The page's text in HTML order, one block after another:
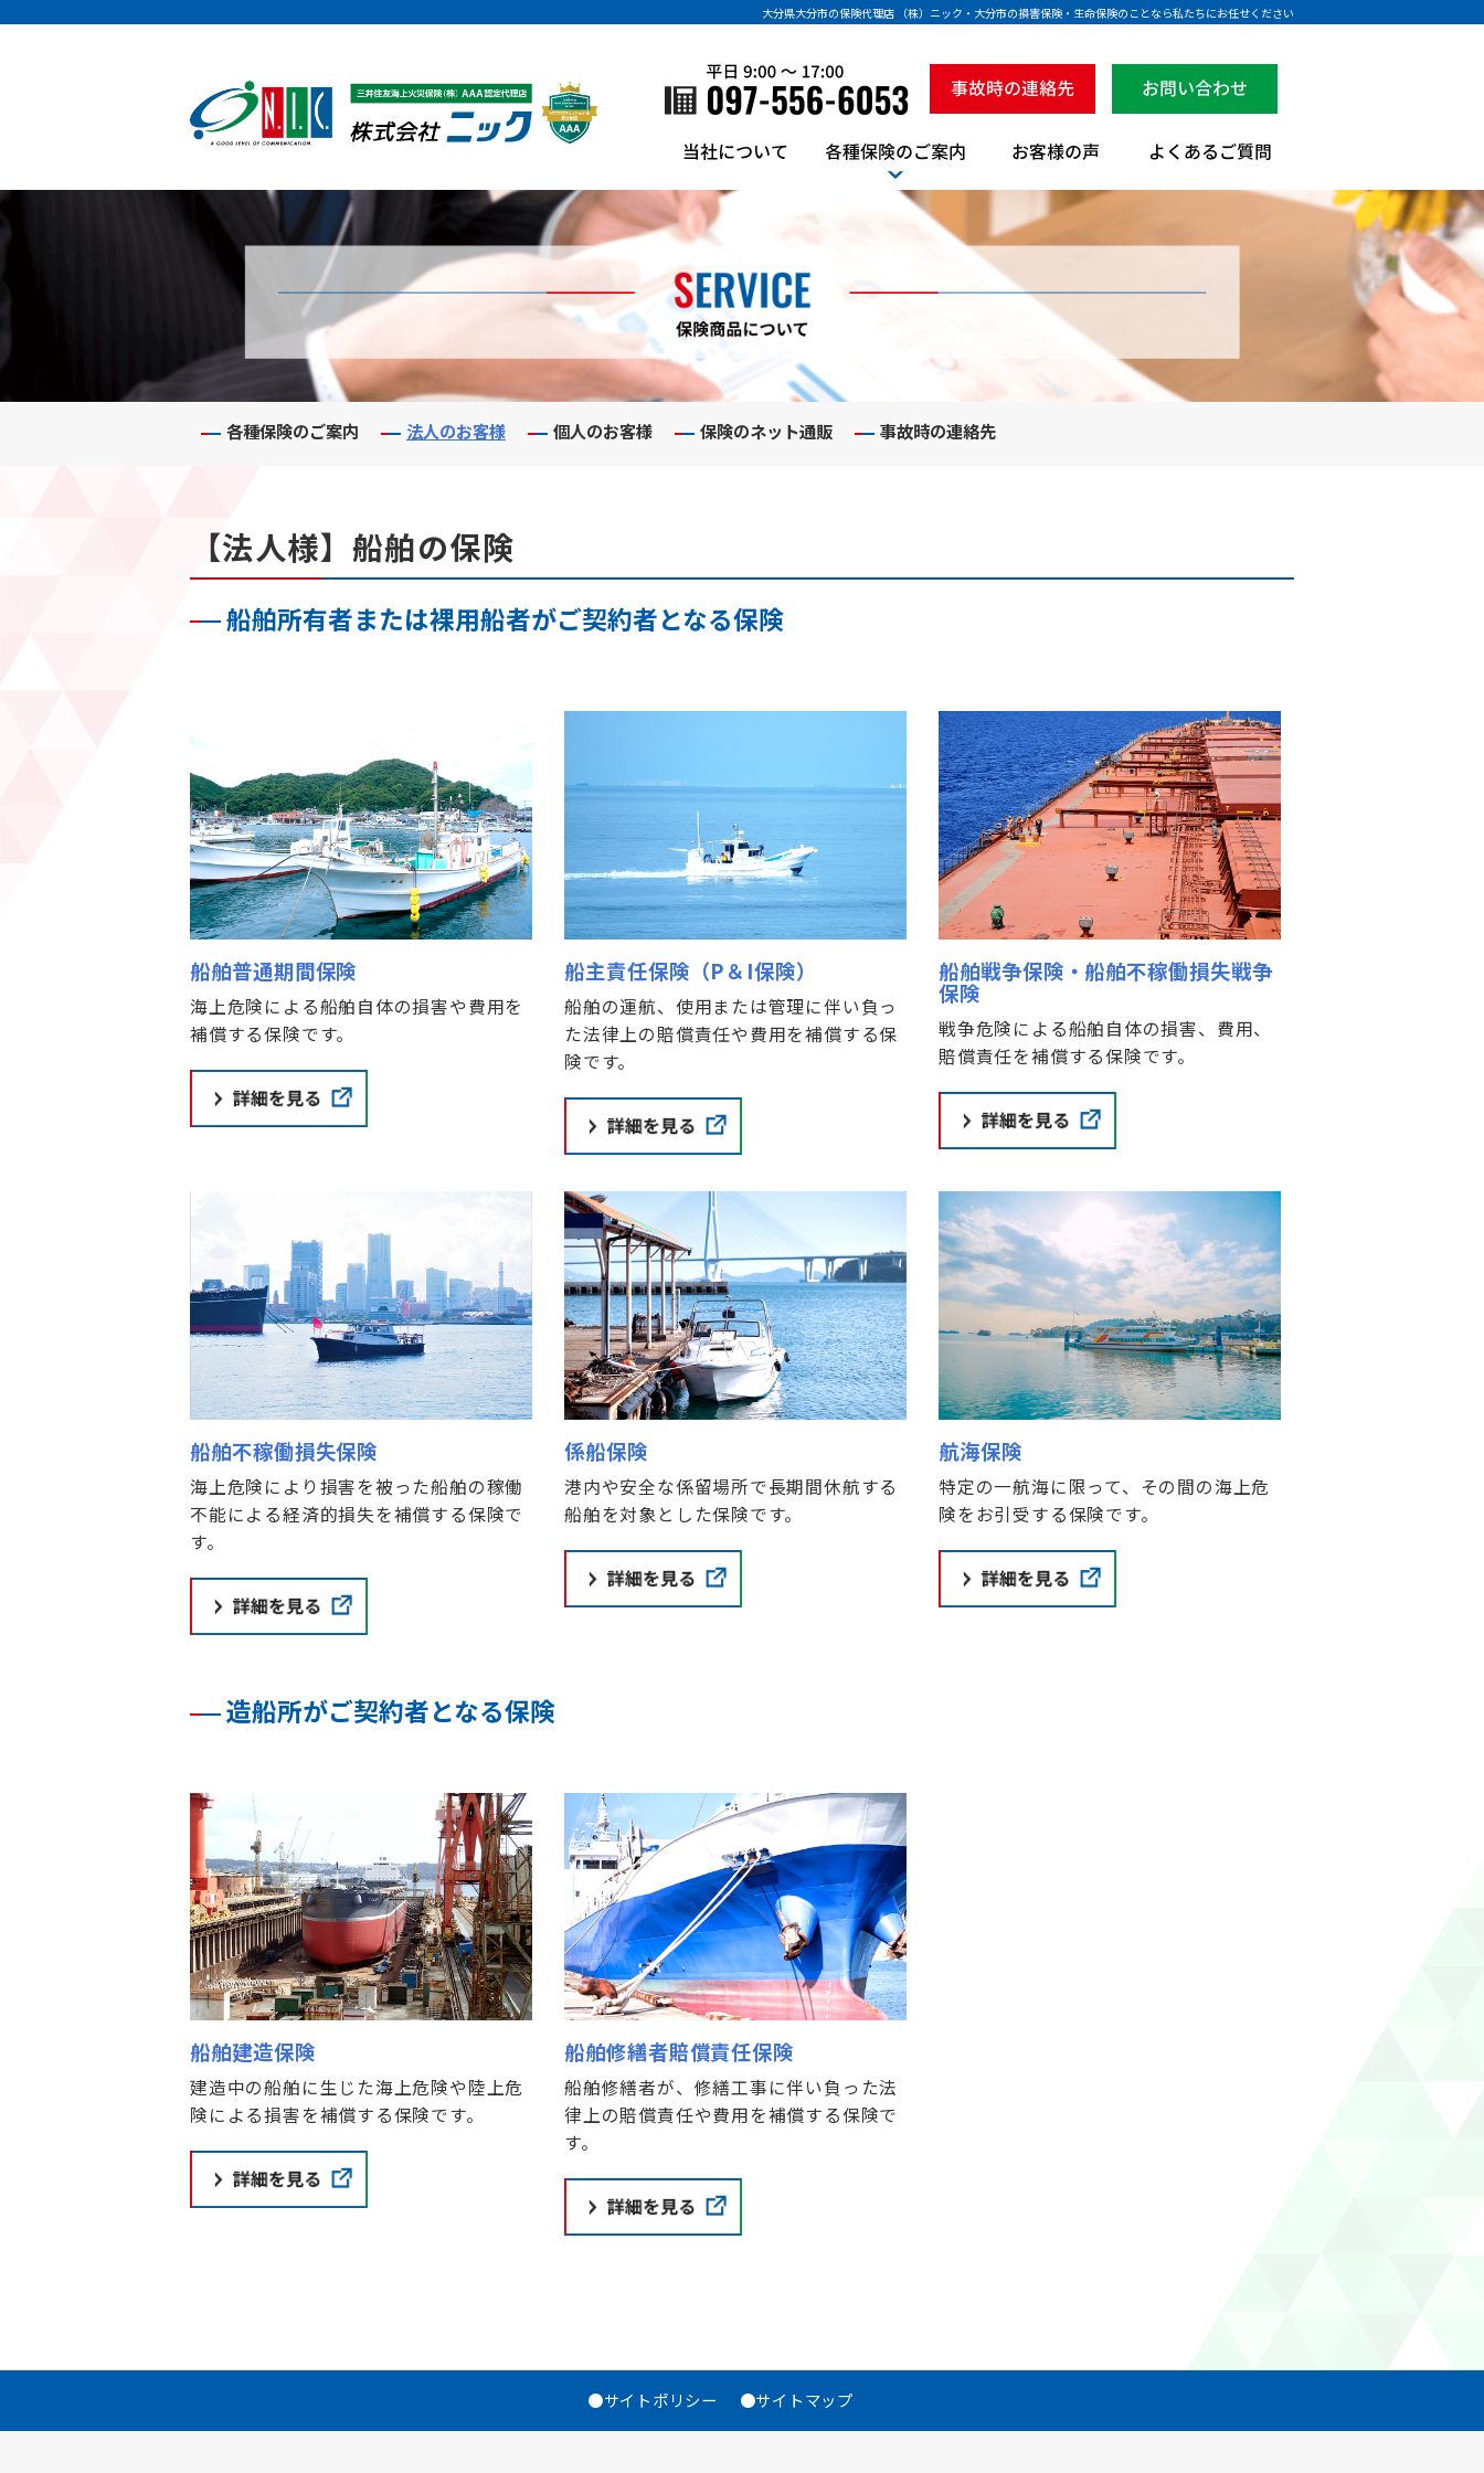
大分県大分市の保険代理店 （株）ニック・大分市の損害保険・生命保険のことなら私たちにお任せください
各種保険のご案内 法人のお客様 個人のお客様 保険のネット通販 事故時の連絡先
【法人様】船舶の保険
船舶所有者または裸用船者がご契約者となる保険
船舶普通期間保険
海上危険による船舶自体の損害や費用を
補償する保険です。
船主責任保険（P＆I保険）
船舶の運航、使用または管理に伴い負っ
た法律上の賠償責任や費用を補償する保
険です。
船舶戦争保険・船舶不稼働損失戦争
保険
戦争危険による船舶自体の損害、費用、
賠償責任を補償する保険です。
船舶不稼働損失保険
海上危険により損害を被った船舶の稼働
不能による経済的損失を補償する保険で
す。
係船保険
港内や安全な係留場所で長期間休航する
船舶を対象とした保険です。
航海保険
特定の一航海に限って、その間の海上危
険をお引受する保険です。
造船所がご契約者となる保険
船舶建造保険
建造中の船舶に生じた海上危険や陸上危
険による損害を補償する保険です。
船舶修繕者賠償責任保険
船舶修繕者が、修繕工事に伴い負った法
律上の賠償責任や費用を補償する保険で
す。
●サイトポリシー ●サイトマップ